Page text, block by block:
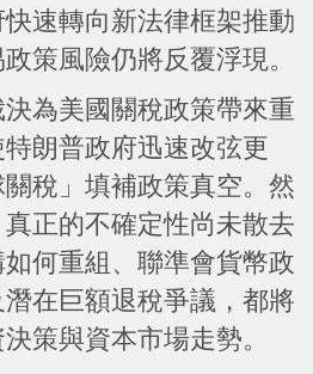
速轉向新法律框架推動
策風險仍將反覆浮現。
為美國關稅政策帶來重
朗普政府迅速改弦更
稅」填補政策真空。然
正的不確定性尚未散去
何重組、聯準會貨幣政
在巨額退稅爭議，都將
策與資本市場走勢。